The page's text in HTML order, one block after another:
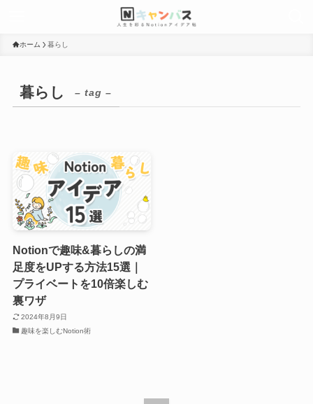
ホーム 暮らし
暮らし – tag –
Notionで趣味&暮らしの満
足度をUPする方法15選｜
プライベートを10倍楽しむ
裏ワザ
2024年8月9日
趣味を楽しむNotion術